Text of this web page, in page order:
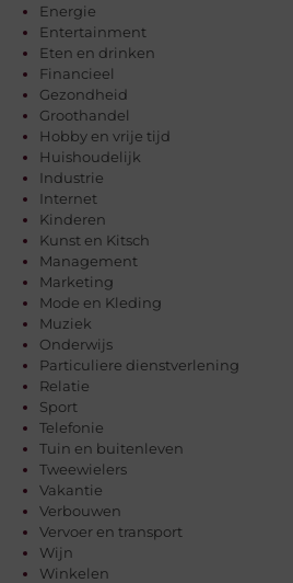
Energie
Entertainment
Eten en drinken
Financieel
Gezondheid
Groothandel
Hobby en vrije tijd
Huishoudelijk
Industrie
Internet
Kinderen
Kunst en Kitsch
Management
Marketing
Mode en Kleding
Muziek
Onderwijs
Particuliere dienstverlening
Relatie
Sport
Telefonie
Tuin en buitenleven
Tweewielers
Vakantie
Verbouwen
Vervoer en transport
Wijn
Winkelen